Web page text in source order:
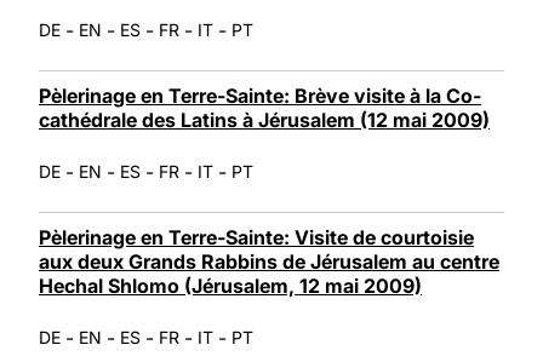
DE - EN - ES - FR - IT - PT
Pèlerinage en Terre-Sainte: Brève visite à la Co-
cathédrale des Latins à Jérusalem (12 mai 2009)
DE - EN - ES - FR - IT - PT
Pèlerinage en Terre-Sainte: Visite de courtoisie
aux deux Grands Rabbins de Jérusalem au centre
Hechal Shlomo (Jérusalem, 12 mai 2009)
DE - EN - ES - FR - IT - PT